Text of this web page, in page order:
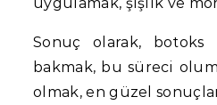
Sonuç olarak, botoks
bakmak, bu süreci
olmak, en güzel